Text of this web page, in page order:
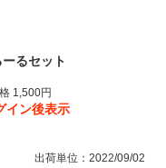
るセット
1,500円
イン後表示
出荷単位：2022/09/02